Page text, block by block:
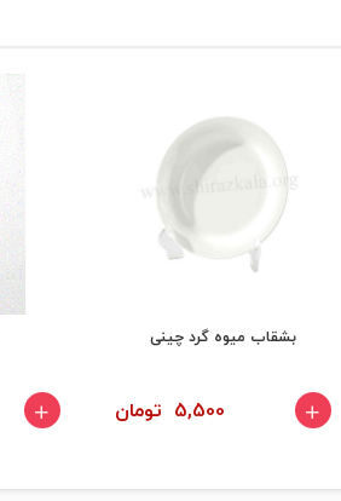
بشقاب میوه گرد چینی
5,500 تومان